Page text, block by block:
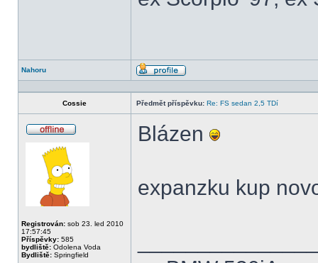
Nahoru
Profil
Cossie Předmět příspěvku: Re: FS sedan 2,5 TDí
Registrován: sob 23. led 2010
17:57:45
Příspěvky: 585
bydliště: Odolena Voda
Bydliště: Springfield
Blázen
expanzku kup